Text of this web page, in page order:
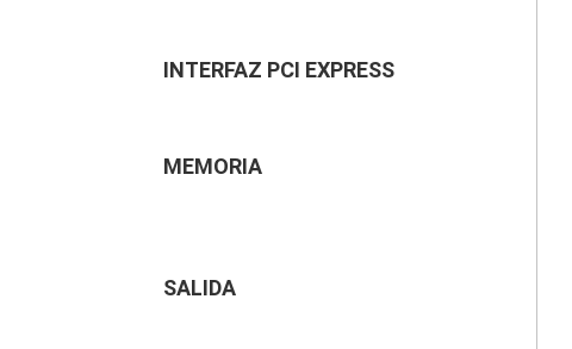
INTERFAZ PCI EXPRESS
MEMORIA
SALIDA